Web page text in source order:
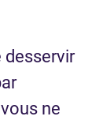
desservir
ne